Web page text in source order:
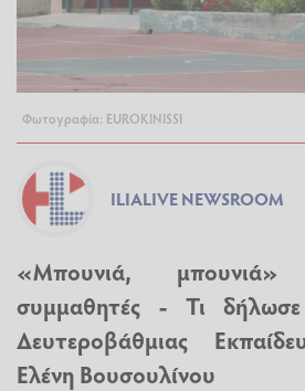
Φωτογραφία: EUROKINISSI
ILIALIVE NEWSROOM
«Μπουνιά,
συμμαθητές - Τι
Δευτεροβάθμιας
Ελένη Βουσουλίνου